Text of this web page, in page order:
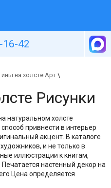
16-42
на холсте Арт \
Рисунки
натуральном холсте
привнести в интерьер
акцент. В каталоге
и не только в
иллюстрации к книгам,
настенный декор на
Цена определяется